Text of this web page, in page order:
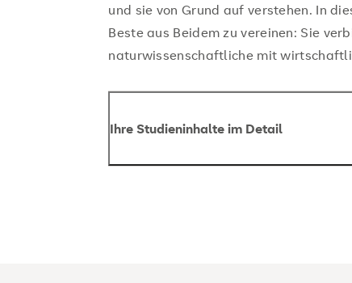
und sie von Grund auf verstehen. In
Beste aus Beidem zu vereinen: Sie
naturwissenschaftliche mit
Ihre Studieninhalte im Detail